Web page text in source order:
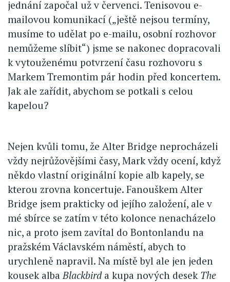
jednání započal už v červenci. Tenisovou e-
mailovou komunikací („ještě nejsou termíny,
musíme to udělat po e-mailu, osobní rozhovor
nemůžeme slíbit“) jsme se nakonec dopracovali
k vytouženému potvrzení času rozhovoru s
Markem Tremontim pár hodin před koncertem.
Jak ale zařídit, abychom se potkali s celou
kapelou?
Nejen kvůli tomu, že Alter Bridge neprocházeli
vždy nejrůžovějšími časy, Mark vždy ocení, když
někdo vlastní originální kopie alb kapely, se
kterou zrovna koncertuje. Fanouškem Alter
Bridge jsem prakticky od jejího založení, ale v
mé sbírce se zatím v této kolonce nenacházelo
nic, a proto jsem zavítal do Bontonlandu na
pražském Václavském náměstí, abych to
urychleně napravil. Na místě byl ale jen jeden
kousek alba Blackbirda kupa nových desek The